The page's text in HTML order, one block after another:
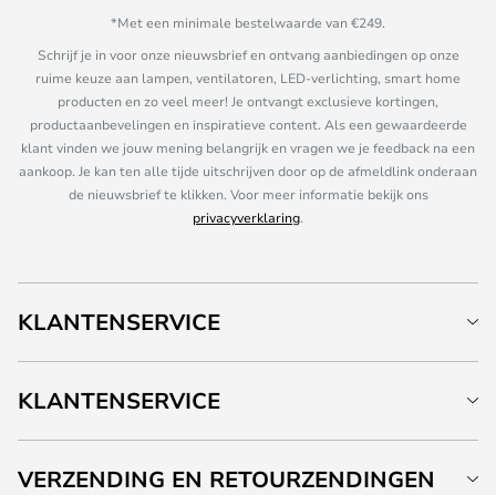
*Met een minimale bestelwaarde van €249.
Schrijf je in voor onze nieuwsbrief en ontvang aanbiedingen op onze
ruime keuze aan lampen, ventilatoren, LED-verlichting, smart home
producten en zo veel meer! Je ontvangt exclusieve kortingen,
productaanbevelingen en inspiratieve content. Als een gewaardeerde
klant vinden we jouw mening belangrijk en vragen we je feedback na een
aankoop. Je kan ten alle tijde uitschrijven door op de afmeldlink onderaan
de nieuwsbrief te klikken. Voor meer informatie bekijk ons
privacyverklaring.
KLANTENSERVICE
KLANTENSERVICE
VERZENDING EN RETOURZENDINGEN